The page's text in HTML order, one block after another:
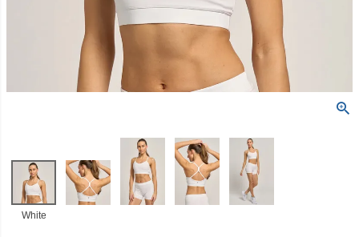
White